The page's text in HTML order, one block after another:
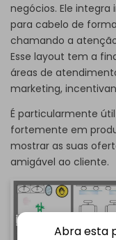
Clique
Embora o
se você ainda não
Você também
negócios. Ele
para cabelo de
chamando a
Esse layout tem a
áreas de
marketing,
É particularmente
fortemente em
mostrar as suas
amigável ao cliente.
Abra esta